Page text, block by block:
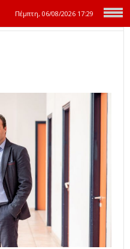
Πέμπτη, 06/08/2026 17:29